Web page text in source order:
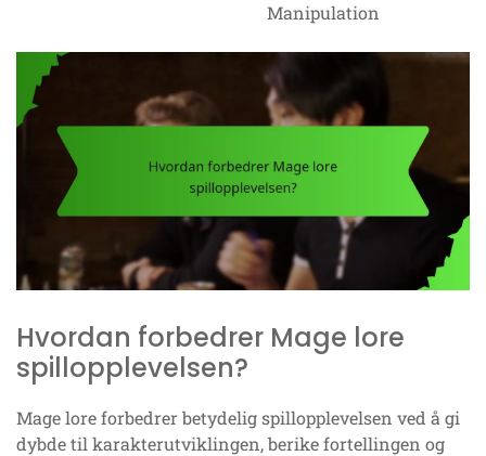
Manipulation
Hvordan forbedrer Mage lore
spillopplevelsen?
Mage lore forbedrer betydelig spillopplevelsen ved å gi
dybde til karakterutviklingen, berike fortellingen og